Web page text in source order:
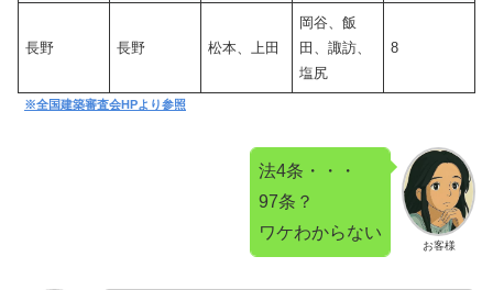
長野 長野 松本、上田
岡谷、飯
田、諏訪、
塩尻
8
※全国建築審査会HPより参照
お客様
法4条・・・
97条？
ワケわからない